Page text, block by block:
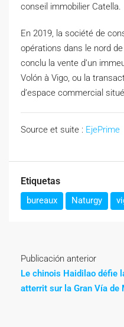
conseil immobilier Catella.
En 2019, la société de
opérations dans le nord
conclu la vente d’un
Volón à Vigo, ou la
d’espace commercial
Source et suite : EjePrime
Etiquetas
bureaux Naturgy
Publicación anterior
Le chinois Haidilao défie
atterrit sur la Gran Vía de